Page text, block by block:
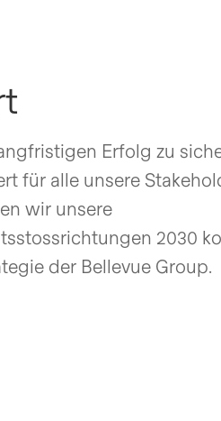
Erfolg zu
für alle unsere
wir unsere
2030
der Bellevue Group.